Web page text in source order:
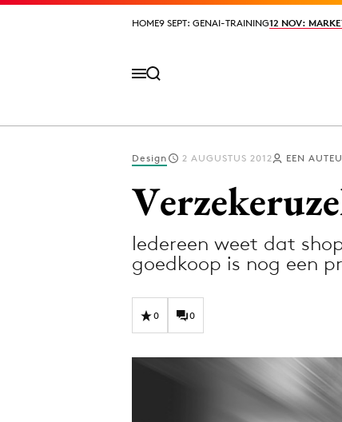
HOME9 SEPT: GENAI-TRAINING12 NOV:
HOME9 SEPT: GENAI-TRAINING12 NOV:
Effectiviteit
Influencer
Design 2 AUGUSTUS 2012 EEN
Iedereen weet dat
goedkoop is nog een
0 0